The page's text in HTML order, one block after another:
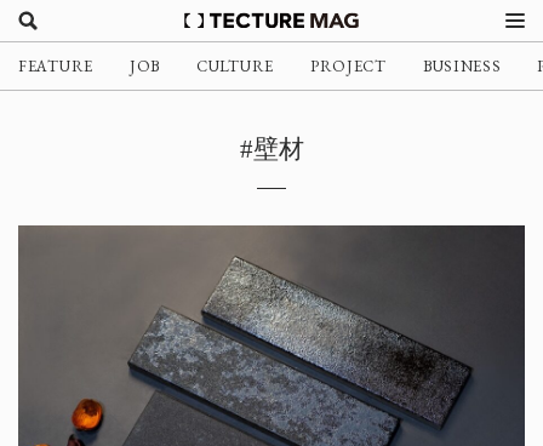
FEATURE JOB CULTURE PROJECT BUSINESS
#壁材